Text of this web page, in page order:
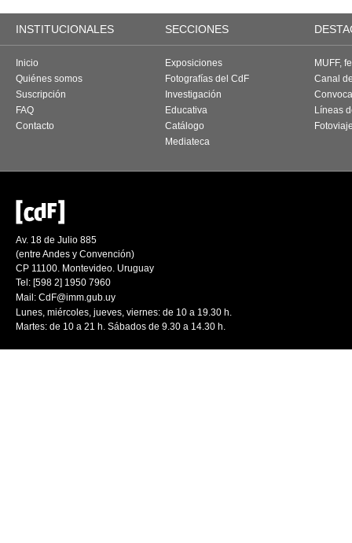
INSTITUCIONALES SECCIONES
Inicio
Quiénes somos
Suscripción
FAQ
Contacto
Exposiciones
Fotografías del CdF
Investigación
Educativa
Catálogo
Mediateca
MUFF,
Canal
Líneas
Av. 18 de Julio 885
(entre Andes y Convención)
CP 11100. Montevideo. Uruguay
Tel: [598 2] 1950 7960
Mail: CdF@imm.gub.uy
Lunes, miércoles, jueves, viernes: de 10 a 19.30 h.
Martes: de 10 a 21 h. Sábados de 9.30 a 14.30 h.